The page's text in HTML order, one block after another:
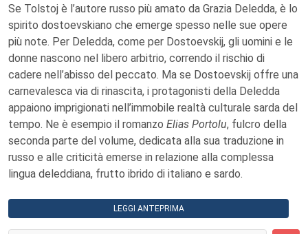
Se Tolstoj è l’autore russo più amato da Grazia Deledda, è lo
spirito dostoevskiano che emerge spesso nelle sue opere
più note. Per Deledda, come per Dostoevskij, gli uomini e le
donne nascono nel libero arbitrio, correndo il rischio di
cadere nell’abisso del peccato. Ma se Dostoevskij offre una
carnevalesca via di rinascita, i protagonisti della Deledda
appaiono imprigionati nell’immobile realtà culturale sarda del
tempo. Ne è esempio il romanzo Elias Portolu, fulcro della
seconda parte del volume, dedicata alla sua traduzione in
russo e alle criticità emerse in relazione alla complessa
lingua deleddiana, frutto ibrido di italiano e sardo.
LEGGI ANTEPRIMA